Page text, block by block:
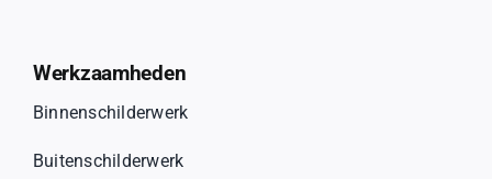
Werkzaamheden
Binnenschilderwerk
Buitenschilderwerk